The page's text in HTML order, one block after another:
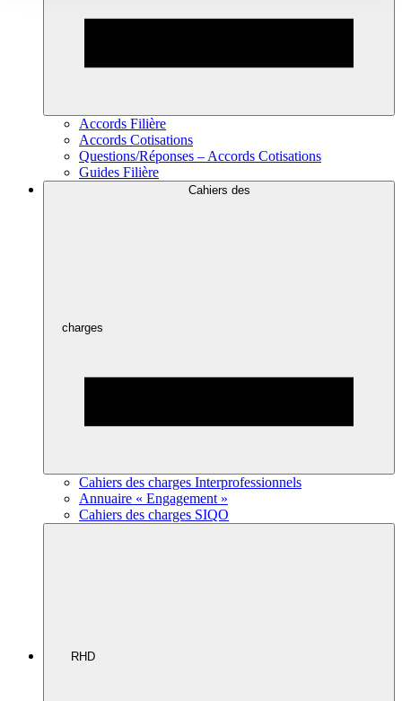
Accords Filière
Accords Cotisations
Questions/Réponses – Accords Cotisations
Guides Filière
Cahiers des
charges
Cahiers des charges Interprofessionnels
Annuaire « Engagement »
Cahiers des charges SIQO
RHD